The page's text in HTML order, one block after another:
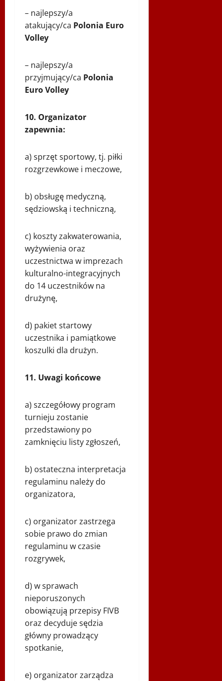
– najlepszy/a
atakujący/ca Polonia Euro
Volley
– najlepszy/a
przyjmujący/ca Polonia
Euro Volley
10. Organizator
zapewnia:
a) sprzęt sportowy, tj. piłki
rozgrzewkowe i meczowe,
b) obsługę medyczną,
sędziowską i techniczną,
c) koszty zakwaterowania,
wyżywienia oraz
uczestnictwa w imprezach
kulturalno-integracyjnych
do 14 uczestników na
drużynę,
d) pakiet startowy
uczestnika i pamiątkowe
koszulki dla drużyn.
11. Uwagi końcowe
a) szczegółowy program
turnieju zostanie
przedstawiony po
zamknięciu listy zgłoszeń,
b) ostateczna interpretacja
regulaminu należy do
organizatora,
c) organizator zastrzega
sobie prawo do zmian
regulaminu w czasie
rozgrywek,
d) w sprawach
nieporuszonych
obowiązują przepisy FIVB
oraz decyduje sędzia
główny prowadzący
spotkanie,
e) organizator zarządza